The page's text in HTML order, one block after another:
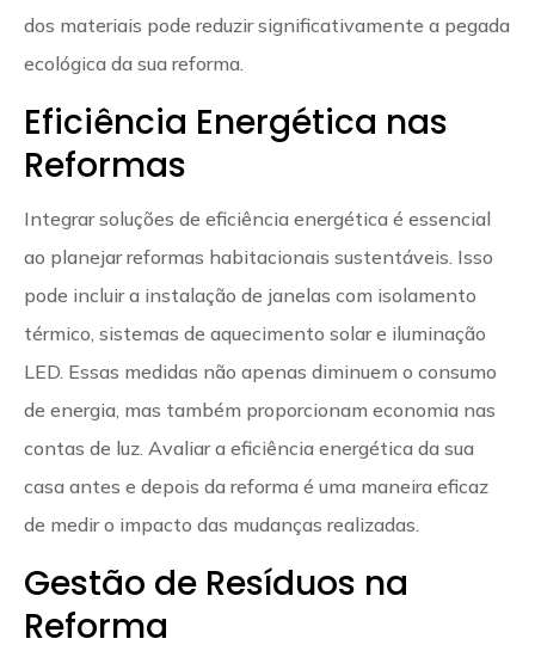
dos materiais pode reduzir significativamente a pegada
ecológica da sua reforma.
Eficiência Energética nas
Reformas
Integrar soluções de eficiência energética é essencial
ao planejar reformas habitacionais sustentáveis. Isso
pode incluir a instalação de janelas com isolamento
térmico, sistemas de aquecimento solar e iluminação
LED. Essas medidas não apenas diminuem o consumo
de energia, mas também proporcionam economia nas
contas de luz. Avaliar a eficiência energética da sua
casa antes e depois da reforma é uma maneira eficaz
de medir o impacto das mudanças realizadas.
Gestão de Resíduos na
Reforma